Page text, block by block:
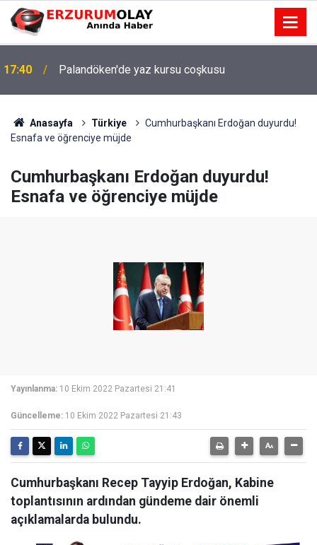
17:40 Palandöken'de yaz kursu coşkusu
Anasayfa Türkiye
Cumhurbaşkanı Erdoğan duyurdu!
Esnafa ve öğrenciye müjde
Cumhurbaşkanı Erdoğan duyurdu!
Esnafa ve öğrenciye müjde
Yayınlanma: 10 Ekim 2022 Pazartesi 21:41
Güncelleme: 10 Ekim 2022 Pazartesi 21:43
Cumhurbaşkanı Recep Tayyip Erdoğan, Kabine
toplantısının ardından gündeme dair önemli
açıklamalarda bulundu.